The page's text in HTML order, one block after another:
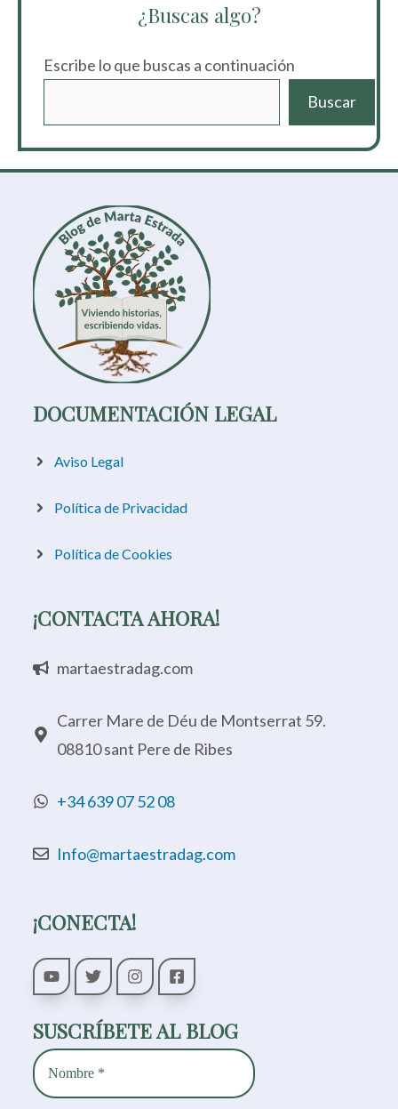
¿Buscas algo?
Escribe lo que buscas a continuación
Buscar
DOCUMENTACIÓN LEGAL
Aviso Legal
Política de Privacidad
Política de Cookies
¡CONTACTA AHORA!
martaestradag.com
Carrer Mare de Déu de Montserrat 59.
08810 sant Pere de Ribes
+34 639 07 52 08
Info@martaestradag.com
¡CONECTA!
SUSCRÍBETE AL BLOG